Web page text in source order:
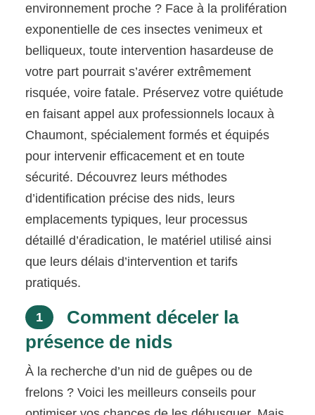
environnement proche ? Face à la prolifération
exponentielle de ces insectes venimeux et
belliqueux, toute intervention hasardeuse de
votre part pourrait s’avérer extrêmement
risquée, voire fatale. Préservez votre quiétude
en faisant appel aux professionnels locaux à
Chaumont, spécialement formés et équipés
pour intervenir efficacement et en toute
sécurité. Découvrez leurs méthodes
d’identification précise des nids, leurs
emplacements typiques, leur processus
détaillé d’éradication, le matériel utilisé ainsi
que leurs délais d’intervention et tarifs
pratiqués.
1
Comment déceler la
présence de nids
À la recherche d’un nid de guêpes ou de
frelons ? Voici les meilleurs conseils pour